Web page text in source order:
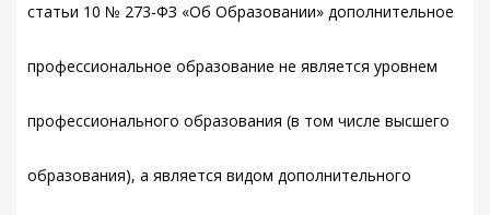
статьи 10 № 273-ФЗ «Об Образовании» дополнительное
профессиональное образование не является уровнем
профессионального образования (в том числе высшего
образования), а является видом дополнительного